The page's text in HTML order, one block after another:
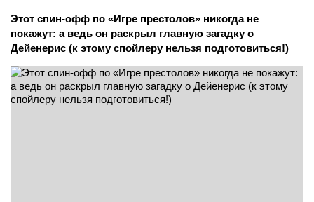
Этот спин-офф по «Игре престолов» никогда не
покажут: а ведь он раскрыл главную загадку о
Дейенерис (к этому спойлеру нельзя подготовиться!)